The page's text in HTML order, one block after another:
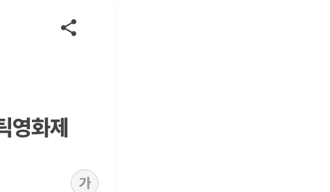
화제
가